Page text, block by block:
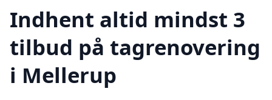
Indhent altid mindst 3
tilbud på tagrenovering
i Mellerup